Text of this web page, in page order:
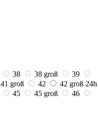
38 38 groß
39
41 groß 42 42 groß 24h
45 45 groß
46